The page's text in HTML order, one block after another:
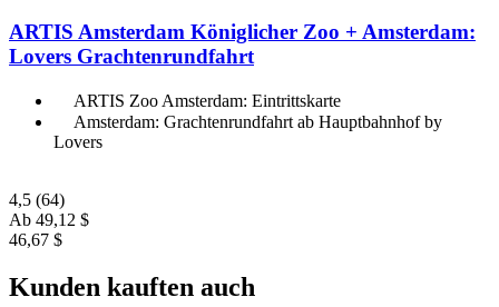
ARTIS Amsterdam Königlicher Zoo + Amsterdam:
Lovers Grachtenrundfahrt
ARTIS Zoo Amsterdam: Eintrittskarte
Amsterdam: Grachtenrundfahrt ab Hauptbahnhof by
Lovers
4,5 (64)
Ab 49,12 $
46,67 $
Kunden kauften auch